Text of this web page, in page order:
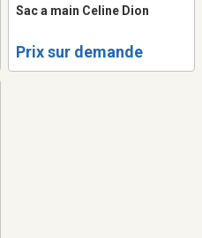
Sac a main Celine Dion
Prix sur demande